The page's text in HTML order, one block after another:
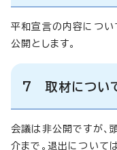
平和宣言の内容につい
公開とします。
7 取材につい
会議は非公開ですが、
介まで。退出について